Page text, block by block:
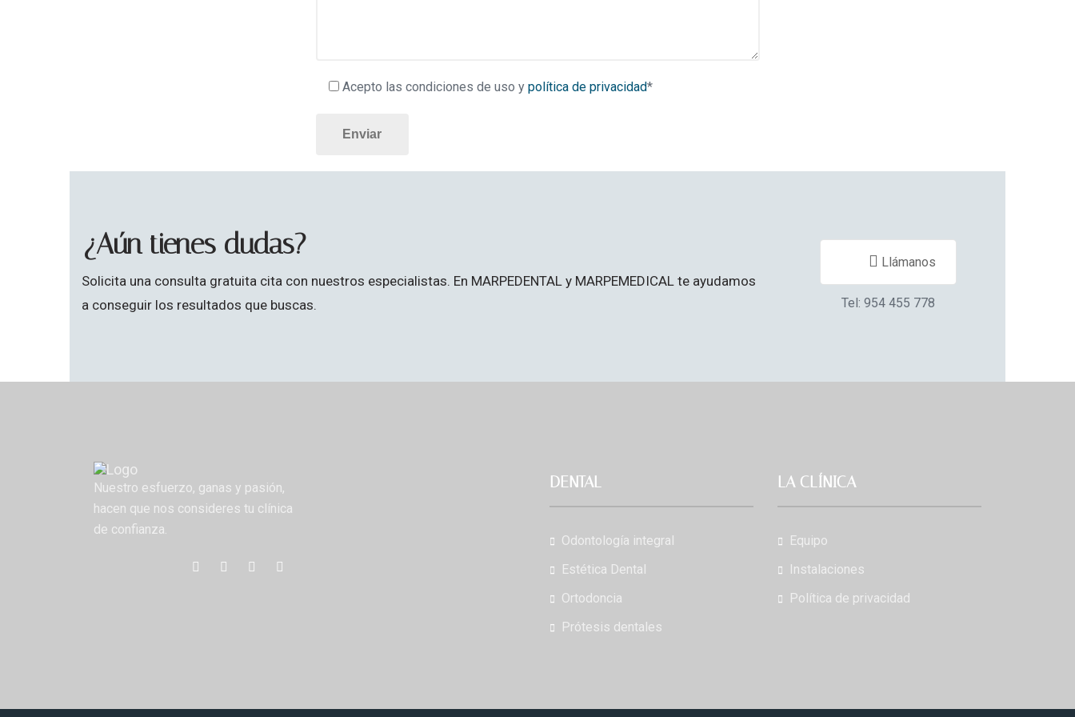
Acepto las condiciones de uso y política de privacidad*
¿Aún tienes dudas?
Solicita una consulta gratuita cita con nuestros especialistas. En MARPEDENTAL y MARPEMEDICAL te ayudamos
a conseguir los resultados que buscas.
Llámanos
Tel: 954 455 778
Nuestro esfuerzo, ganas y pasión,
hacen que nos consideres tu clínica
de confianza.
DENTAL
Odontología integral
Estética Dental
Ortodoncia
Prótesis dentales
LA CLÍNICA
Equipo
Instalaciones
Política de privacidad